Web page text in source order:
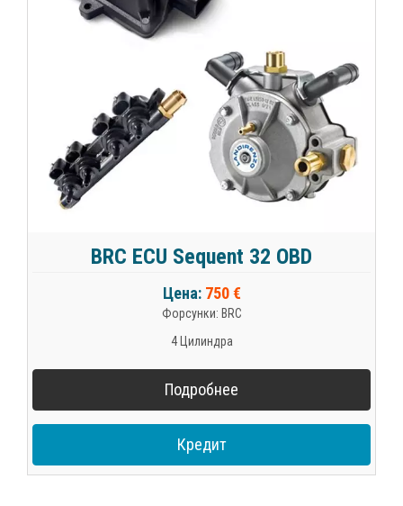
BRC ECU Sequent 32 OBD
Цена: 750 €
Форсунки: BRC
4 Цилиндра
Подробнее
Кредит